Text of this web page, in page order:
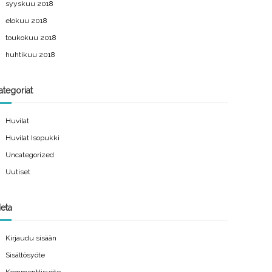
syyskuu 2018
elokuu 2018
toukokuu 2018
huhtikuu 2018
Huvilat
Huvilat Isopukki
Uncategorized
Uutiset
Kirjaudu sisään
Sisältösyöte